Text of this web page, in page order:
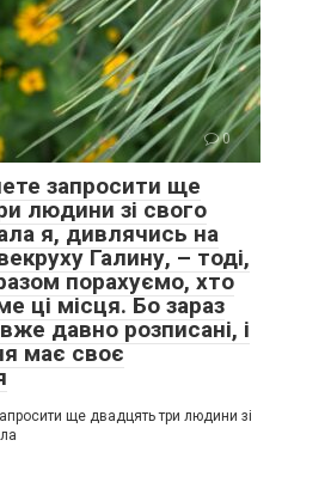
0
запросити ще
людини зі свого
я, дивлячись на
Галину, – тоді,
порахуємо, хто
ці місця. Бо зараз
давно розписані, і
має своє
ще двадцять три людини зі